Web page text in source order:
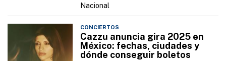
Nacional
CONCIERTOS
Cazzu anuncia gira 2025 en
México: fechas, ciudades y
dónde conseguir boletos